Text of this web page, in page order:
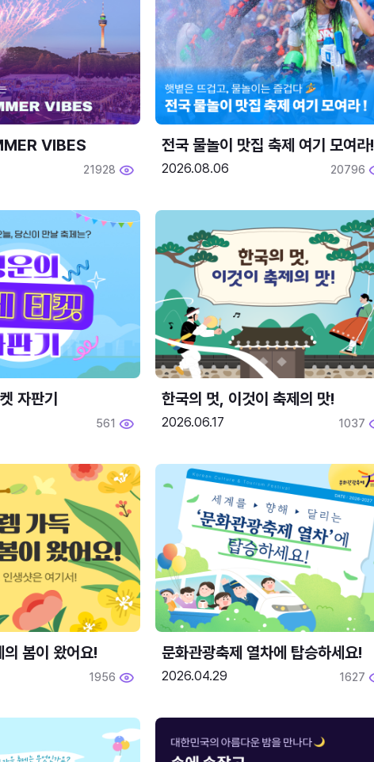
VIBES
21928
전국 물놀이 맛집 축제 여기 모여라!
2026.08.06 20796
자판기
561
한국의 멋, 이것이 축제의 맛!
2026.06.17 1037
봄이 왔어요!
1956
문화관광축제 열차에 탑승하세요!
2026.04.29 1627